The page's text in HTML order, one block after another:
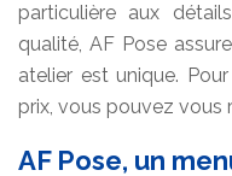
particulière aux
qualité, AF Pose
atelier est unique.
prix, vous pouvez vous
AF Pose, un